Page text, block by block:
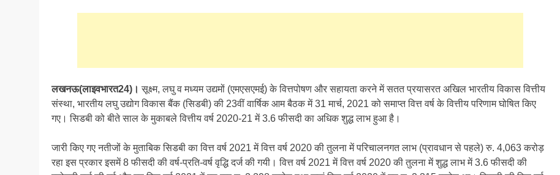
लखनऊ(लाइवभारत24)। सूक्ष्म, लघु व मध्यम उद्यमों (एमएसएमई) के वित्तपोषण और सहायता करने में सतत प्रयासरत अखिल भारतीय विकास वित्तीय
संस्था, भारतीय लघु उद्योग विकास बैंक (सिडबी) की 23वीं वार्षिक आम बैठक में 31 मार्च, 2021 को समाप्त वित्त वर्ष के वित्तीय परिणाम घोषित किए
गए। सिडबी को बीते साल के मुकाबले वित्तीय वर्ष 2020-21 में 3.6 फीसदी का अधिक शुद्ध लाभ हुआ है।
जारी किए गए नतीजों के मुताबिक सिडबी का वित्त वर्ष 2021 में वित्त वर्ष 2020 की तुलना में परिचालनगत लाभ (प्रावधान से पहले) रु. 4,063 करोड़
रहा इस प्रकार इसमें 8 फीसदी की वर्ष-प्रति-वर्ष वृद्धि दर्ज की गयी। वित्त वर्ष 2021 में वित्त वर्ष 2020 की तुलना में शुद्ध लाभ में 3.6 फीसदी की